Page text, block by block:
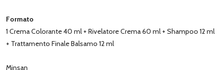
Formato
1 Crema Colorante 40 ml + Rivelatore Crema 60 ml + Shampoo 12 ml
+ Trattamento Finale Balsamo 12 ml
Minsan